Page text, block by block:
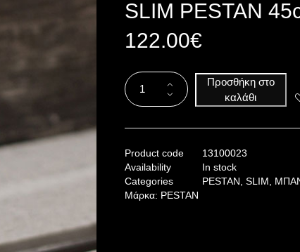
SLIM PESTAN
122.00€
Προσθήκη στο
καλάθι
Product code
13100023
Availability
In stock
Categories
PESTAN SLIM
Μάρκα: PESTAN